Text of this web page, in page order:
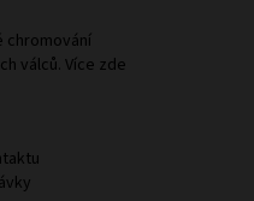
chromování
válců. Více zde